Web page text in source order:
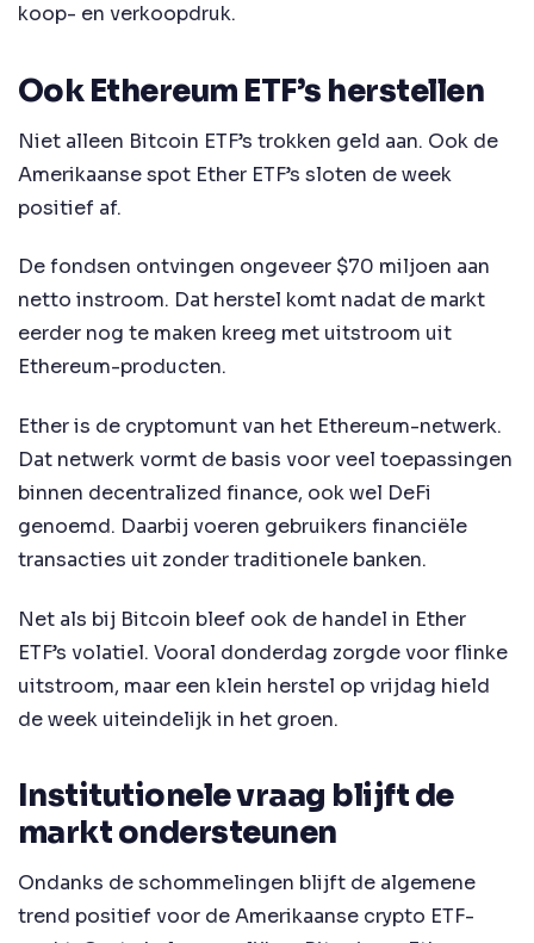
koop- en verkoopdruk.
Ook Ethereum ETF’s herstellen
Niet alleen Bitcoin ETF’s trokken geld aan. Ook de
Amerikaanse spot Ether ETF’s sloten de week
positief af.
De fondsen ontvingen ongeveer $70 miljoen aan
netto instroom. Dat herstel komt nadat de markt
eerder nog te maken kreeg met uitstroom uit
Ethereum-producten.
Ether is de cryptomunt van het Ethereum-netwerk.
Dat netwerk vormt de basis voor veel toepassingen
binnen decentralized finance, ook wel DeFi
genoemd. Daarbij voeren gebruikers financiële
transacties uit zonder traditionele banken.
Net als bij Bitcoin bleef ook de handel in Ether
ETF’s volatiel. Vooral donderdag zorgde voor flinke
uitstroom, maar een klein herstel op vrijdag hield
de week uiteindelijk in het groen.
Institutionele vraag blijft de
markt ondersteunen
Ondanks de schommelingen blijft de algemene
trend positief voor de Amerikaanse crypto ETF-